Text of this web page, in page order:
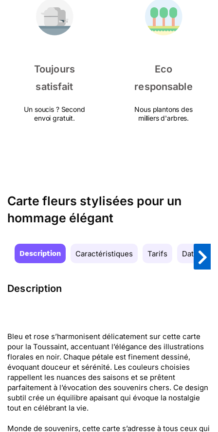
Toujours
satisfait
Un soucis ? Second
envoi gratuit.
Eco
responsable
Nous plantons des
milliers d'arbres.
Carte fleurs stylisées pour un
hommage élégant
Description Caractéristiques Tarifs Date de
Description
Bleu et rose s’harmonisent délicatement sur cette carte
pour la Toussaint, accentuant l’élégance des illustrations
florales en noir. Chaque pétale est finement dessiné,
évoquant douceur et sérénité. Les couleurs choisies
rappellent les nuances des saisons et se prêtent
parfaitement à l’évocation des souvenirs chers. Ce design
subtil crée un équilibre apaisant qui évoque la nostalgie
tout en célébrant la vie.
Monde de souvenirs, cette carte s’adresse à tous ceux qui